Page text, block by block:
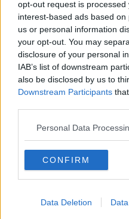
opt-out request is
interest-based ads based
us or personal information
your opt-out. You may
disclosure of your personal
IAB’s list of downstream
also be disclosed by us to
Downstream Participants
Personal Data
CONFIRM
Data Deletion
​Un chiarimento, Chris
Il velleitarismo di Trump,
​Karen Horney e il ponte sullo
​I bulli vanno isolati
L’invertebrata von der Leyen
Trump soffre, la Corte
​Il Nobel per la pace a Trump
problema!
​Alessandro Orsini e la
Americanismo" (4^ parte)
​Il terrore di Netanyahu e la
Il mito della democratica
​Finale di partita?
​Il voto del referendum e i
Tu vuo’ fa l’americano con